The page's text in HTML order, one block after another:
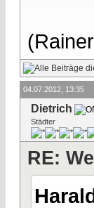
04.07.2012, 13:35
Dietrich
Städter
RE: